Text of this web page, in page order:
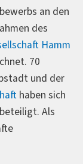
an den
des
Hamm
70
und der
haben sich
Als